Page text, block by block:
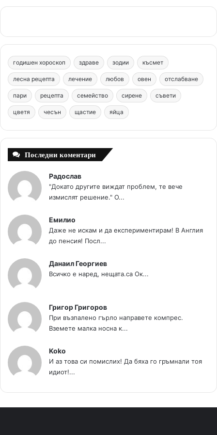
e
b
o
o
k
t
e
r
e
s
t
T
u
b
e
t
a
g
r
m
c
m
годишен хороскоп здраве зодии късмет
лесна рецепта лечение любов овен отслабване
пари рецепта семейство сирене съвети
цветя чесън щастие яйца
Последни коментари
Радослав
"Докато другите виждат проблем, те вече
измислят решение." О...
Емилио
Даже не искам и да експериментирам! В Англия
до пенсия! Посл...
Данаил Георгиев
Всичко е наред, нещата.са Ок...
Григор Григоров
При възпалено гърло направете компрес.
Вземете малка носна к...
Koko
И аз това си помислих! Да бяха го гръмнали тоя
идиот!...